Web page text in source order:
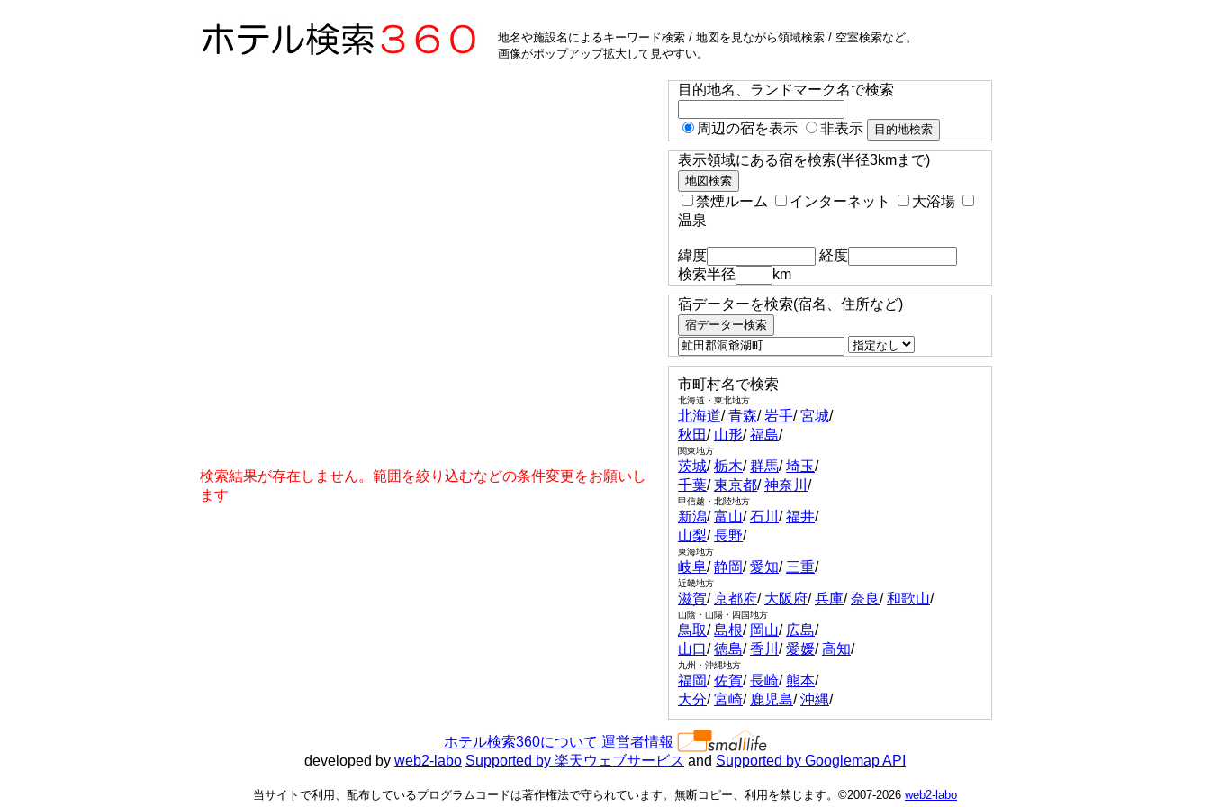
地名や施設名によるキーワード検索 / 地図を見ながら領域検索 / 空室検索など。
画像がポップアップ拡大して見やすい。
検索結果が存在しません。範囲を絞り込むなどの条件変更をお願いし
ます
目的地名、ランドマーク名で検索
周辺の宿を表示 非表示
表示領域にある宿を検索(半径3kmまで)
禁煙ルーム インターネット
大浴場
温泉
緯度
経度
検索半径
km
宿データーを検索(宿名、住所など)
市町村名で検索
北海道・東北地方
北海道/青森/岩手/宮城/
秋田/ 山形/福島/
関東地方
茨城/栃木/群馬/埼玉/
千葉/東京都/神奈川 /
甲信越・北陸地方
新潟/富山/石川 /福井/
山梨/長野/
東海地方
岐阜/静岡/愛知/ 三重/
近畿地方
滋賀/京都府/ 大阪府/兵庫/奈良/和歌山/
山陰・山陽・四国地方
鳥取/島根/ 岡山/ 広島/
山口/徳島/香川 /愛媛/高知/
九州・沖縄地方
福岡/佐賀/長崎/熊本/
大分/宮崎/ 鹿児島/沖縄/
ホテル検索360について 運営者情報
developed by web2-labo Supported by 楽天ウェブサービス and Supported by Googlemap API
当サイトで利用、配布しているプログラムコードは著作権法で守られています。無断コピー、利用を禁じます。©2007-2026 web2-labo